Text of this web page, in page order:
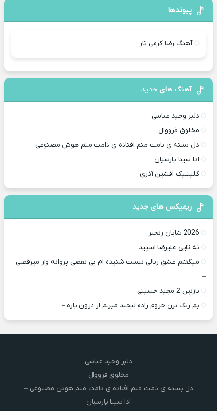
پیوندها
آهنگ رضا کرمی تارا
آهنگ های جدید
دلبر وحید عباسی
مخلوق فرووال
دل بسته ی نامت منم افتاده ی دامت منم هوش مصنوعی –
ادا سینا پارسیان
گلینلیک افشین آذری
ریمیکس های جدید
2026 شایان رنجبر
نه تایی علیرضا اسپید
میگفتم عشق ریالی نیست شنیده ام بی نقصی پروانه وار میرقصی
–
نازنین 2 مجید حسینی
بم زنگ نزن حروم زاده لبخند میزنم از درون پاره –
دلبر وحید عباسی
مخلوق فرووال
دل بسته ی نامت منم افتاده ی دامت منم هوش مصنوعی –
ادا سینا پارسیان